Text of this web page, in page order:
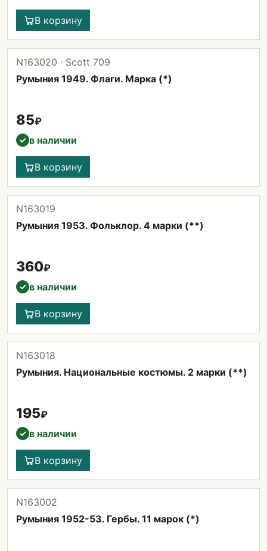
В корзину
N163020 · Scott 709
Румыния 1949. Флаги. Марка (*)
85₽
✓ в наличии
В корзину
N163019
Румыния 1953. Фольклор. 4 марки (**)
360₽
✓ в наличии
В корзину
N163018
Румыния. Национальные костюмы. 2 марки (**)
195₽
✓ в наличии
В корзину
N163002
Румыния 1952-53. Гербы. 11 марок (*)